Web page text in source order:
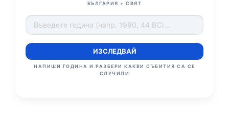
БЪЛГАРИЯ + СВЯТ
ИЗСЛЕДВАЙ
НАПИШИ ГОДИНА И РАЗБЕРИ КАКВИ СЪБИТИЯ СА СЕ
СЛУЧИЛИ